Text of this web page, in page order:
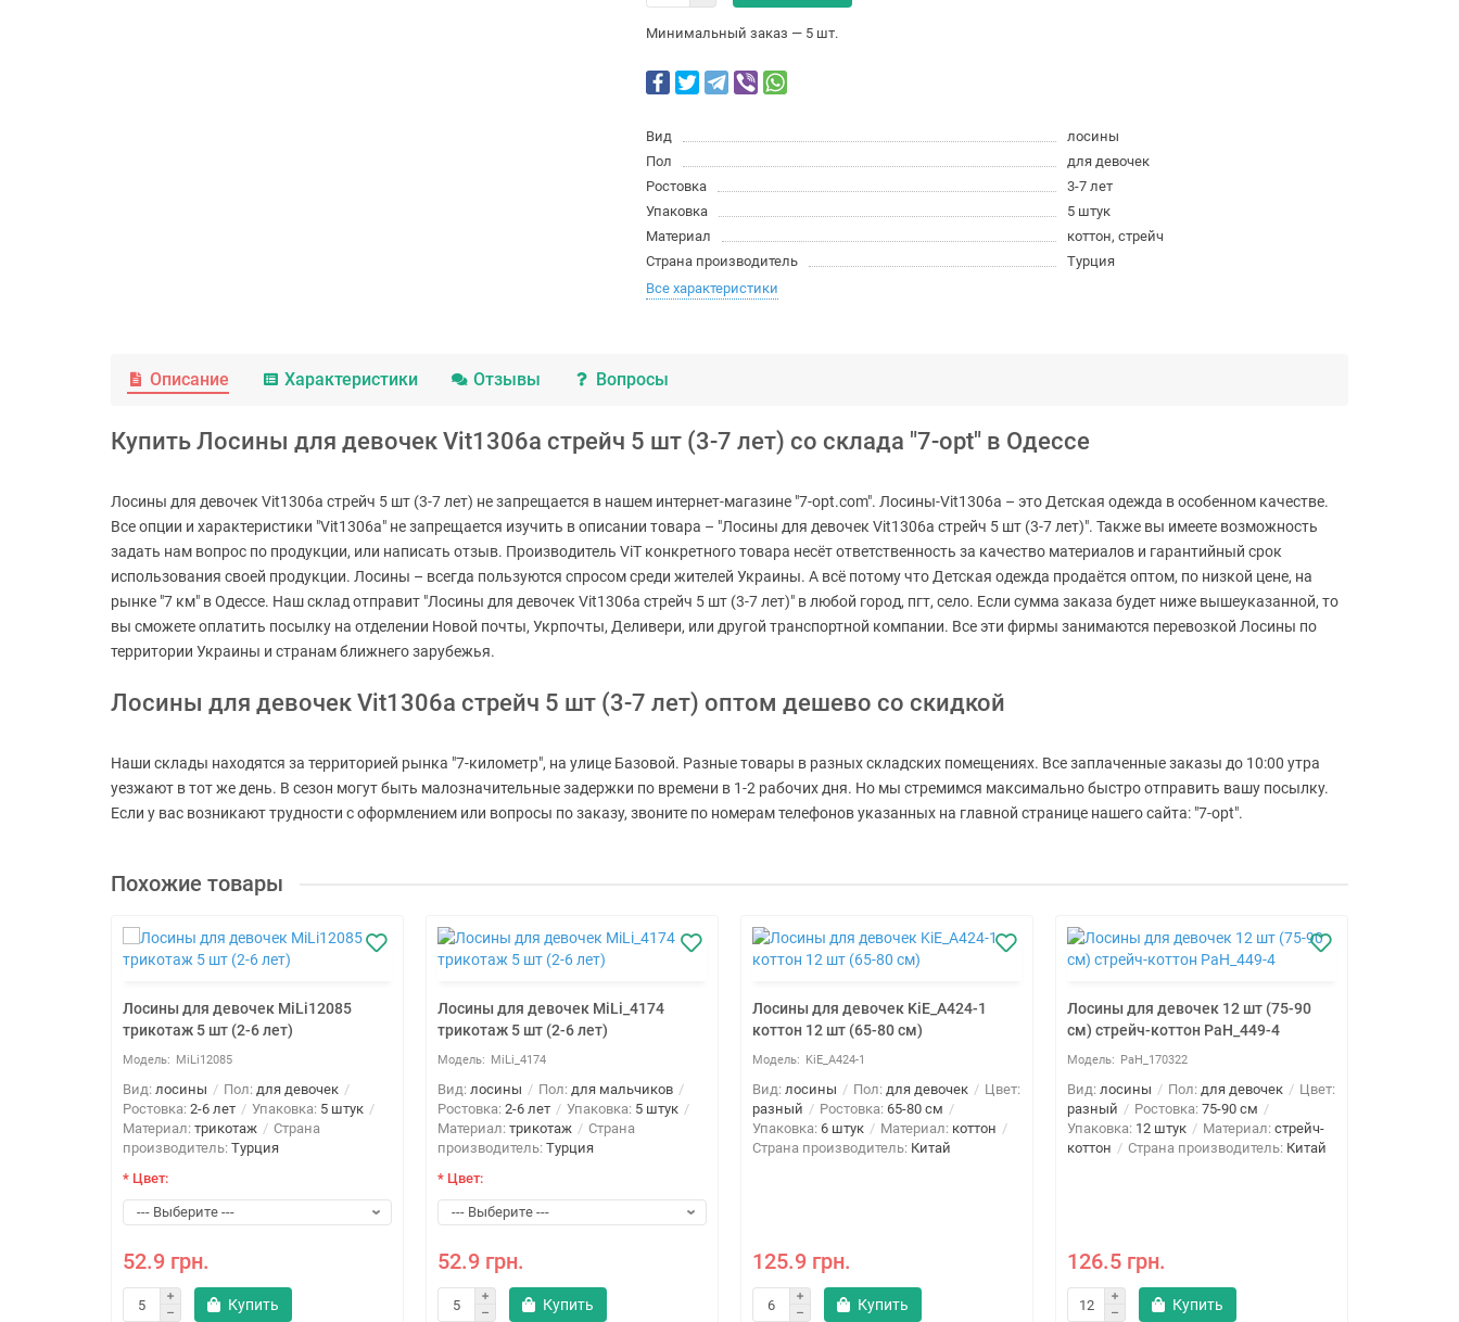
Минимальный заказ — 5 шт.
Вид
лосины
Пол
для девочек
Ростовка
3-7 лет
Упаковка
5 штук
Материал
коттон, стрейч
Страна производитель
Турция
Все характеристики
Описание Характеристики Отзывы Вопросы
Купить Лосины для девочек Vit1306a стрейч 5 шт (3-7 лет) со склада "7-opt" в Одессе
Лосины для девочек Vit1306a стрейч 5 шт (3-7 лет) не запрещается в нашем интернет-магазине "7-opt.com". Лосины-Vit1306a – это Детская одежда в особенном качестве.
Все опции и характеристики "Vit1306a" не запрещается изучить в описании товара – "Лосины для девочек Vit1306a стрейч 5 шт (3-7 лет)". Также вы имеете возможность
задать нам вопрос по продукции, или написать отзыв. Производитель ViT конкретного товара несёт ответственность за качество материалов и гарантийный срок
использования своей продукции. Лосины – всегда пользуются спросом среди жителей Украины. А всё потому что Детская одежда продаётся оптом, по низкой цене, на
рынке "7 км" в Одессе. Наш склад отправит "Лосины для девочек Vit1306a стрейч 5 шт (3-7 лет)" в любой город, пгт, село. Если сумма заказа будет ниже вышеуказанной, то
вы сможете оплатить посылку на отделении Новой почты, Укрпочты, Деливери, или другой транспортной компании. Все эти фирмы занимаются перевозкой Лосины по
территории Украины и странам ближнего зарубежья.
Лосины для девочек Vit1306a стрейч 5 шт (3-7 лет) оптом дешево со скидкой
Наши склады находятся за территорией рынка "7-километр", на улице Базовой. Разные товары в разных складских помещениях. Все заплаченные заказы до 10:00 утра
уезжают в тот же день. В сезон могут быть малозначительные задержки по времени в 1-2 рабочих дня. Но мы стремимся максимально быстро отправить вашу посылку.
Если у вас возникают трудности с оформлением или вопросы по заказу, звоните по номерам телефонов указанных на главной странице нашего сайта: "7-opt".
Похожие товары
Лосины для девочек MiLi12085
трикотаж 5 шт (2-6 лет)
MiLi12085
Вид: лосины Пол: для девочек
Ростовка: 2-6 лет Упаковка: 5 штук
Материал: трикотаж
Страна
производитель: Турция
* Цвет:
52.9 грн.
Купить
Лосины для девочек MiLi_4174
трикотаж 5 шт (2-6 лет)
MiLi_4174
Вид: лосины Пол: для мальчиков
Ростовка: 2-6 лет Упаковка: 5 штук
Материал: трикотаж
Страна
производитель: Турция
* Цвет:
52.9 грн.
Купить
Лосины для девочек KiE_A424-1
коттон 12 шт (65-80 см)
KiE_A424-1
Вид: лосины Пол: для девочек
Цвет:
разный
Ростовка: 65-80 см
Упаковка: 6 штук Материал: коттон
Страна производитель: Китай
125.9 грн.
Купить
Лосины для девочек 12 шт (75-90
см) стрейч-коттон PaH_449-4
PaH_170322
Вид: лосины Пол: для девочек
Цвет:
разный
Ростовка: 75-90 см
Упаковка: 12 штук Материал: стрейч-
коттон
Страна производитель: Китай
126.5 грн.
Купить